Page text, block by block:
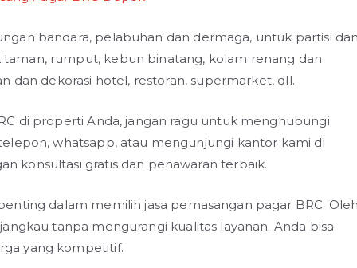
bandara, pelabuhan dan dermaga, untuk partisi
rumput, kebun binatang, kolam renang dan
dan dekorasi hotel, restoran, supermarket, dll.
di properti Anda, jangan ragu untuk menghubungi
whatsapp, atau mengunjungi kantor kami di
konsultasi gratis dan penawaran terbaik.
dalam memilih jasa pemasangan pagar BRC.
tanpa mengurangi kualitas layanan. Anda bisa
yang kompetitif.